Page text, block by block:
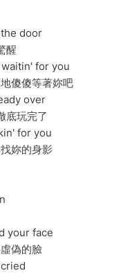
door
醒
for you
傻傻等著妳吧
over
底玩完了
for you
妳的身影
your face
偽的臉